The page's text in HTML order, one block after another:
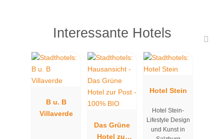
Interessante Hotels
B u. B
Villaverde
Das Grüne
Hotel zur
Hotel Stein
Hotel Stein-
Lifestyle Design
und Kunst in